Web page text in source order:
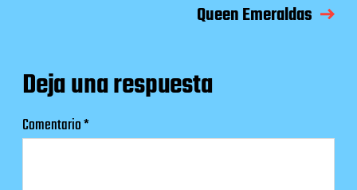
Queen Emeraldas
Deja una respuesta
Comentario*